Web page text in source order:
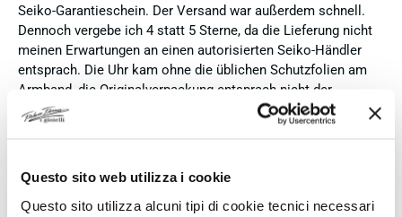
Questo sito web utilizza i cookie
Questo sito utilizza alcuni tipi di cookie tecnici necessari
Seiko-Garantieschein. Der Versand war außerdem schnell.
Dennoch vergebe ich 4 statt 5 Sterne, da die Lieferung nicht
meinen Erwartungen an einen autorisierten Seiko-Händler
entsprach. Die Uhr kam ohne die üblichen Schutzfolien am
Armband, die Originalverpackung entsprach nicht der
Verpackung, die ich von diesem Modell aus offiziellen
Präsentationen und Videos kenne (andere Box und anderes
Modellinformationen fehlten. Die Uhr selbst ist in neuem
Zustand und weist keine Gebrauchsspuren auf. Dennoch
hätte ich bei einer hochwertigen Uhr dieser Preisklasse